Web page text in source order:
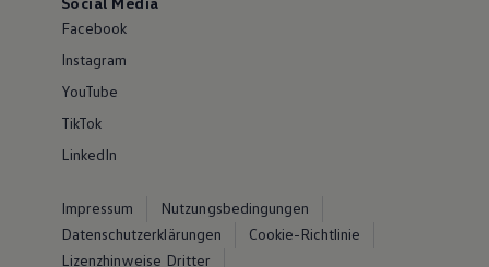
Facebook
Instagram
YouTube
TikTok
LinkedIn
Impressum
Nutzungsbedingungen
Datenschutzerklärungen
Cookie-Richtlinie
Lizenzhinweise Dritter